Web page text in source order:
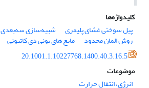
کلیدواژه‌ها
پیل سوختی غشای پلیمری
شبیه‌سازی سه‌بعدی
روش المان محدود
مایع های یونی دی کاتیونی
20.1001.1.10227768.1400.40.3.16.5
موضوعات
انرژی، انتقال حرارت